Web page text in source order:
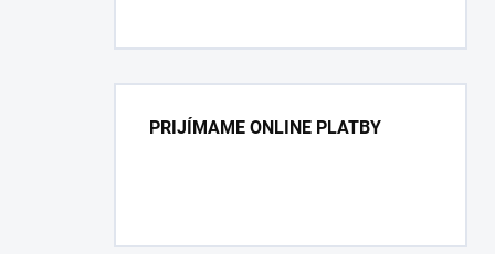
PRIJÍMAME ONLINE PLATBY